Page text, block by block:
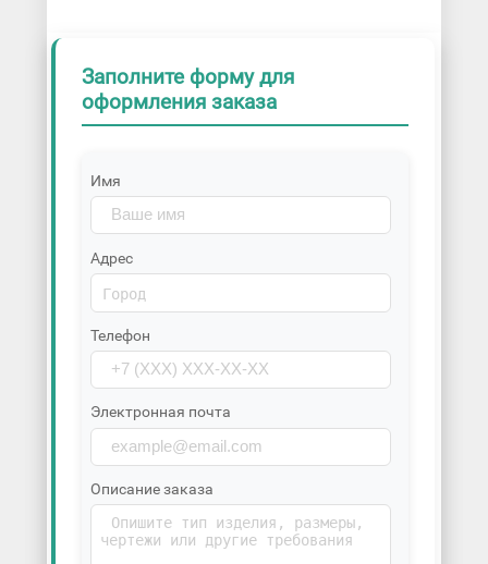
Заполните форму для
оформления заказа
Имя
Адрес
Телефон
Электронная почта
Описание заказа